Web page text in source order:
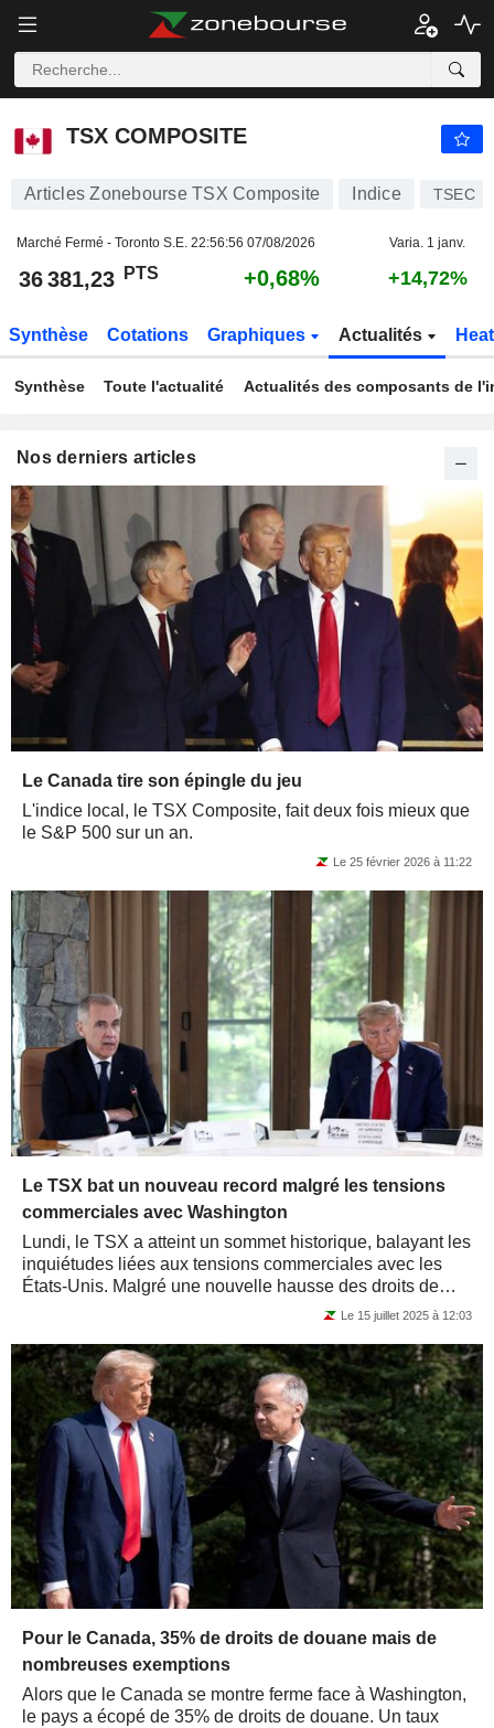
TSX COMPOSITE
TSX COMPOSITE
Articles Zonebourse TSX Composite Indice TSEC
Marché Fermé - Toronto S.E. 22:56:56 07/08/2026 Varia. 1 janv.
36 381,23 PTS +0,68% +14,72%
Synthèse Cotations Graphiques Actualités
Synthèse Toute l'actualité Actualités des composants de
Nos derniers articles
Le Canada tire son épingle du jeu
L'indice local, le TSX Composite, fait deux fois mieux que
le S&P 500 sur un an.
Le 25 février 2026 à 11:22
Le TSX bat un nouveau record malgré les tensions
commerciales avec Washington
Lundi, le TSX a atteint un sommet historique, balayant les
inquiétudes liées aux tensions commerciales avec les
États-Unis. Malgré une nouvelle hausse des droits de
Le 15 juillet 2025 à 12:03
Pour le Canada, 35% de droits de douane mais de
nombreuses exemptions
Alors que le Canada se montre ferme face à Washington,
le pays a écopé de 35% de droits de douane. Un taux